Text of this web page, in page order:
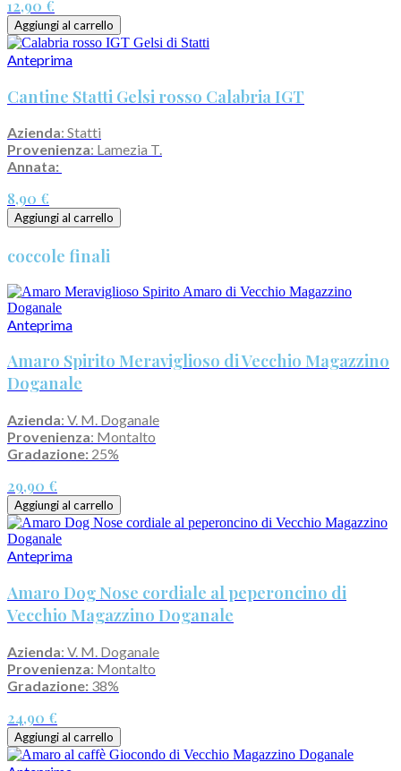
12,90 €
Aggiungi al carrello
Anteprima
Cantine Statti Gelsi rosso Calabria IGT
Azienda: Statti
Provenienza: Lamezia T.
Annata:
8,90 €
Aggiungi al carrello
coccole finali
Anteprima
Amaro Spirito Meraviglioso di Vecchio Magazzino
Doganale
Azienda: V. M. Doganale
Provenienza: Montalto
Gradazione: 25%
29,90 €
Aggiungi al carrello
Anteprima
Amaro Dog Nose cordiale al peperoncino di
Vecchio Magazzino Doganale
Azienda: V. M. Doganale
Provenienza: Montalto
Gradazione: 38%
24,90 €
Aggiungi al carrello